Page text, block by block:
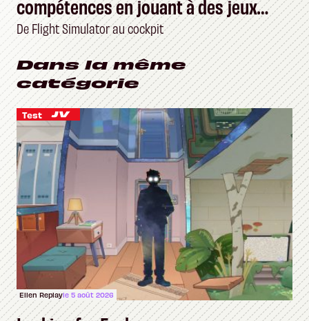
compétences en jouant à des jeux
vidéo ?
De Flight Simulator au cockpit
Dans la même
catégorie
Test
Ellen Replayle 5 août 2026